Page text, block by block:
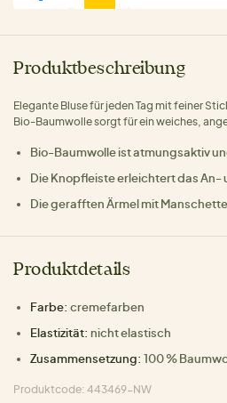
Produktbeschreibung
Elegante Bluse für jeden Tag mit feiner
Bio-Baumwolle sorgt für ein weiches,
Bio-Baumwolle ist atmungsaktiv
Die Knopfleiste erleichtert das An-
Die gerafften Ärmel mit
Produktdetails
Farbe: cremefarben
Elastizität: nicht elastisch
Zusammensetzung: 100 %
Produktcode: 443469-NW